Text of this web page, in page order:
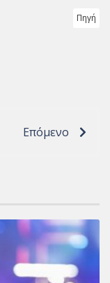
Πηγή
Επόμενο